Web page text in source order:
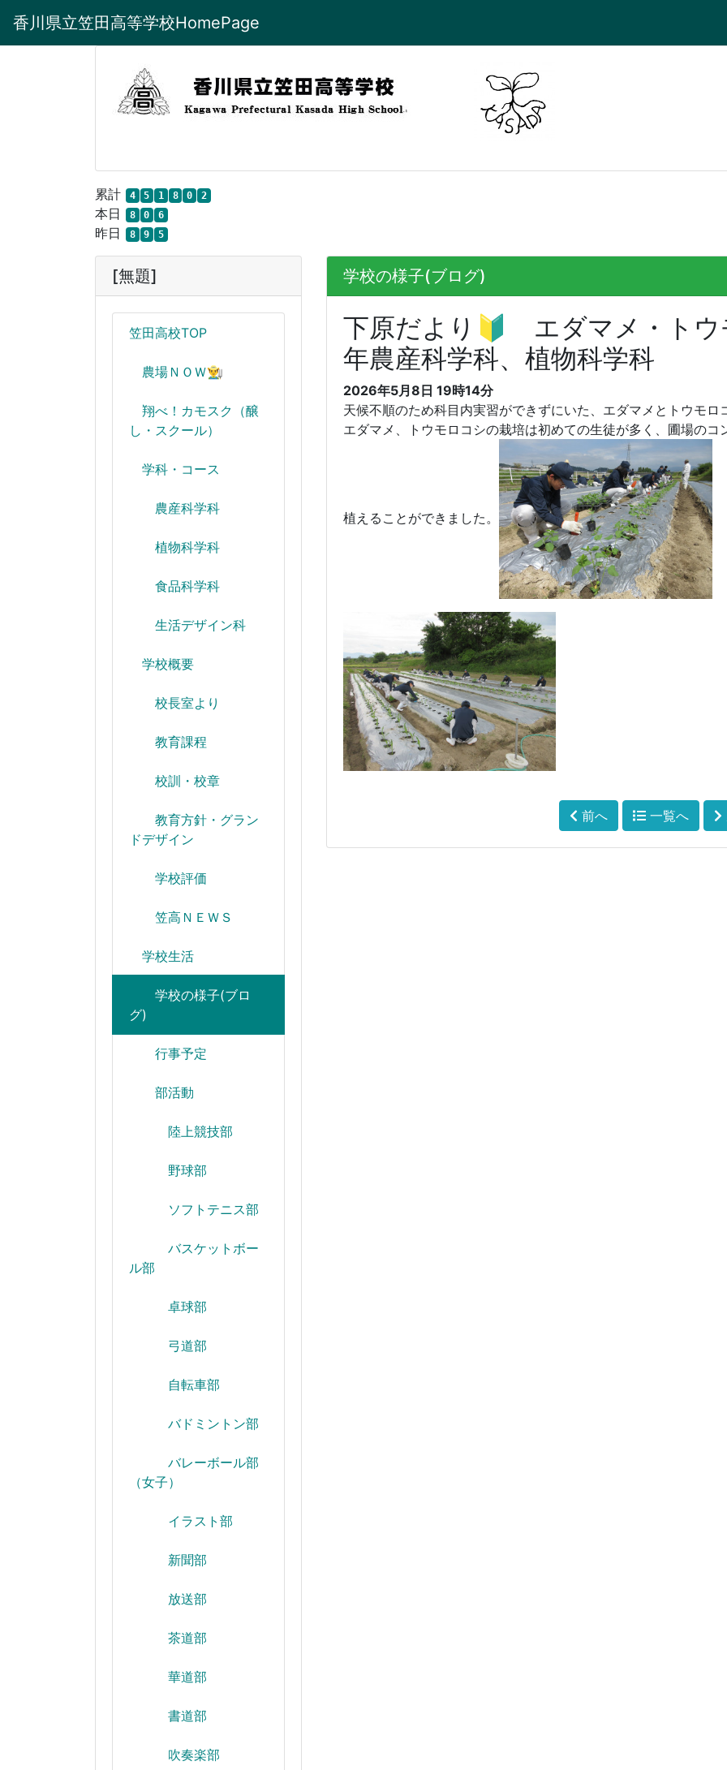
香川県立笠田高等学校HomePage
累計 4 5 1 8 0 2
本日 8 0 6
昨日 8 9 5
[無題]
笠田高校TOP
農場ＮＯＷ👨‍🌾
翔べ！カモスク（醸
し・スクール）
学科・コース
農産科学科
植物科学科
食品科学科
生活デザイン科
学校概要
校長室より
教育課程
校訓・校章
教育方針・グラン
ドデザイン
学校評価
笠高ＮＥＷＳ
学校生活
学校の様子(ブロ
グ)
行事予定
部活動
陸上競技部
野球部
ソフトテニス部
バスケットボー
ル部
卓球部
弓道部
自転車部
バドミントン部
バレーボール部
（女子）
イラスト部
新聞部
放送部
茶道部
華道部
書道部
吹奏楽部
学校の様子(ブログ)
下原だより🔰 エダマメ・ト
年農産科学科、植物科学科
2026年5月8日 19時14分
天候不順のため科目内実習ができずにいた、エダマメとトウモ
エダマメ、トウモロコシの栽培は初めての生徒が多く、圃場の
植えることができました。
前へ 一覧へ